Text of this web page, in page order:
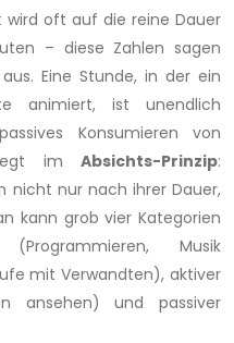
wird oft auf die reine Dauer
– diese Zahlen sagen
Eine Stunde, in der ein
animiert, ist unendlich
Konsumieren von
im Absichts-Prinzip:
nicht nur nach ihrer Dauer,
kann grob vier Kategorien
Musik
mit Verwandten), aktiver
ansehen) und passiver